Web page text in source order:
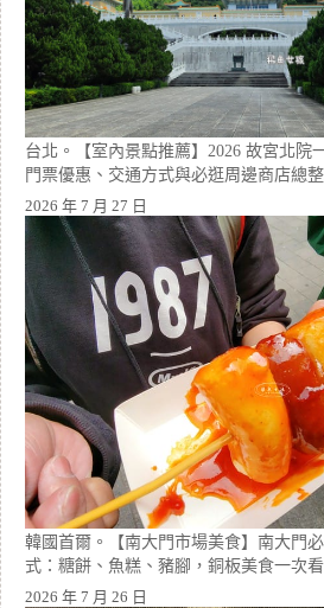
台北。【室內景點推薦】2026 故宮北院
門票優惠、交通方式與必逛周邊商店總
2026 年 7 月 27 日
韓國首爾。【南大門市場美食】南大門
式：糖餅、魚糕、豬腳，銅板美食一次看
2026 年 7 月 26 日